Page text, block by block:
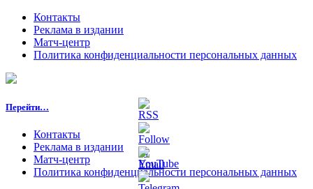
Контакты
Реклама в издании
Матч-центр
Политика конфиденциальности персональных данных
Перейти…
Контакты
Реклама в издании
Матч-центр
Политика конфиденциальности персональных данных